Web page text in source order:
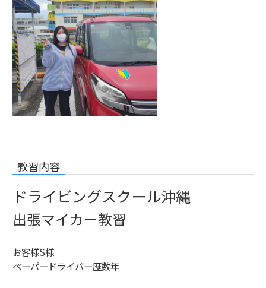
教習内容
ドライビングスクール沖縄
出張マイカー教習
お客様S様
ペーパードライバー歴数年